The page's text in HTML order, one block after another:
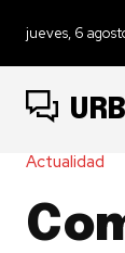
jueves, 6
Actualidad